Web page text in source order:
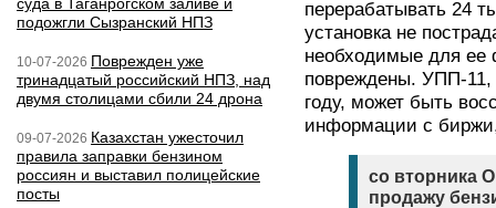
подожгли Сызранский НПЗ
10-07-2026 Поврежден уже
тринадцатый российский НПЗ, над
двумя столицами сбили 24 дрона
09-07-2026 Казахстан ужесточил
правила заправки бензином
россиян и выставил полицейские
посты
перерабатывать 24
установка не
необходимые для ее
повреждены. УПП-11,
году, может быть
информации с
со вторника
продажу